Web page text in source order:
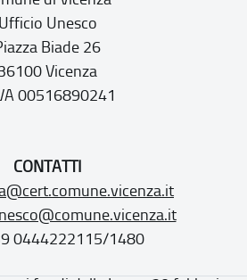
Ufficio Unesco
Biade 26
Vicenza
00516890241
CONTATTI
0444222115/1480